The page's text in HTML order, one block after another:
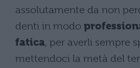
assolutamente da non
denti in modo
fatica, per averli sempre
mettendoci la metà del